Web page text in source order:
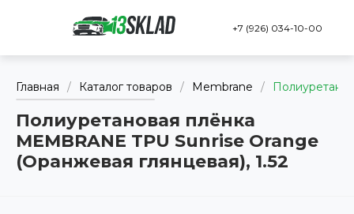
+7 (926) 034-10-00
Главная / Каталог товаров / Membrane /
Полиуретановая плёнка
MEMBRANE TPU Sunrise Orange
(Оранжевая глянцевая), 1.52